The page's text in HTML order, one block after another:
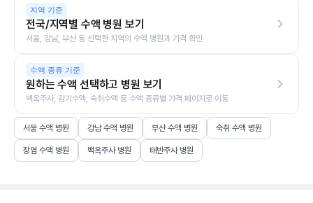
지역 기준
전국/지역별 수액 병원 보기
서울, 강남, 부산 등 선택한 지역의 수액 병원과 가격 확인
수액 종류 기준
원하는 수액 선택하고 병원 보기
백옥주사, 감기수액, 숙취수액 등 수액 종류별 가격 페이지로 이동
서울 수액 병원 강남 수액 병원 부산 수액 병원 숙취 수액 병원
장염 수액 병원 백옥주사 병원 태반주사 병원